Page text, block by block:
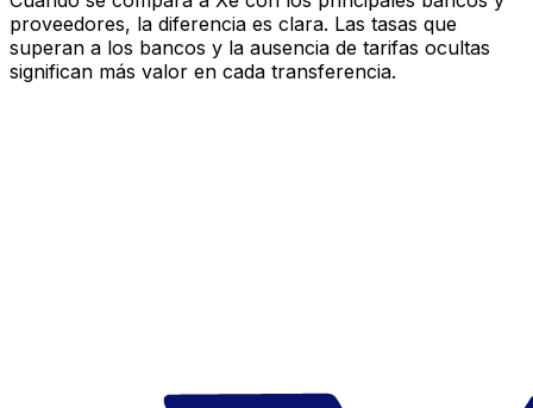
proveedores, la diferencia es clara. Las tasas que
superan a los bancos y la ausencia de tarifas ocultas
significan más valor en cada transferencia.